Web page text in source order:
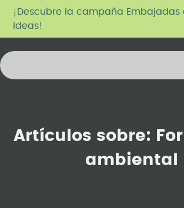
¡Descubre la campaña Embajadas
Ideas!
Artículos sobre:
ambiental